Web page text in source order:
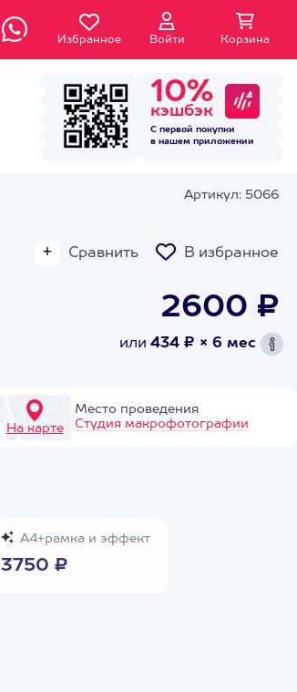
Избранное Войти Корзина
10%
кэшбэк
С первой покупки
в нашем приложении
Артикул: 5066
Сравнить В избранное
2600 ₽
или 434 ₽ × 6 мес
На карте
Место проведения
Студия макрофотографии
А4+рамка и эффект
3750 ₽